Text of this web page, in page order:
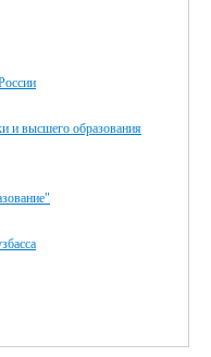
и высшего образования